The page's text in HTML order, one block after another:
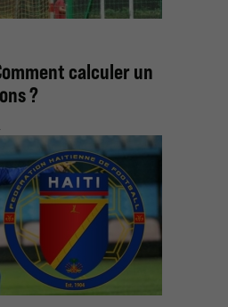
calculer un
?